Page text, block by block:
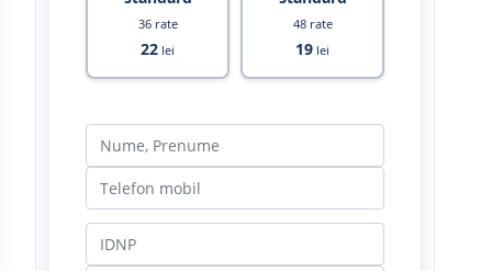
36 rate
22 lei
48 rate
19 lei